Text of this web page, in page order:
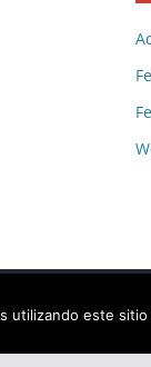
utilizando este